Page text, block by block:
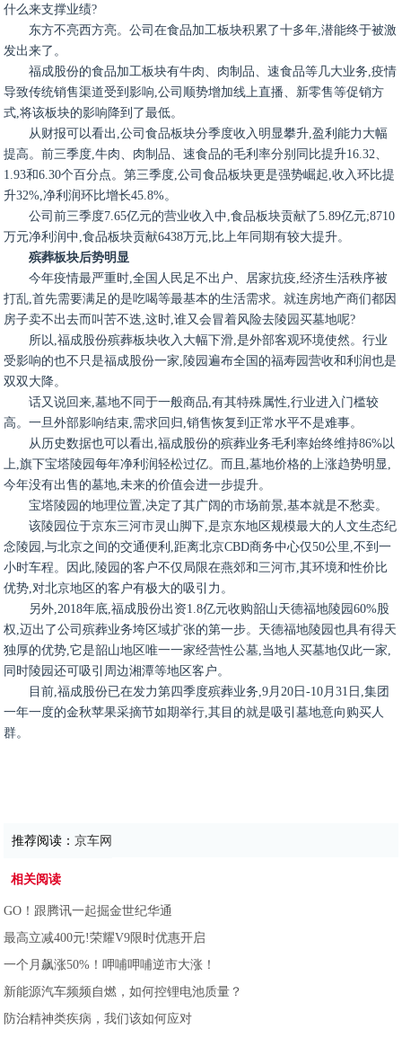
什么来支撑业绩?
东方不亮西方亮。公司在食品加工板块积累了十多年,潜能终于被激
发出来了。
福成股份的食品加工板块有牛肉、肉制品、速食品等几大业务,疫情
导致传统销售渠道受到影响,公司顺势增加线上直播、新零售等促销方
式,将该板块的影响降到了最低。
从财报可以看出,公司食品板块分季度收入明显攀升,盈利能力大幅
提高。前三季度,牛肉、肉制品、速食品的毛利率分别同比提升16.32、
1.93和6.30个百分点。第三季度,公司食品板块更是强势崛起,收入环比提
升32%,净利润环比增长45.8%。
公司前三季度7.65亿元的营业收入中,食品板块贡献了5.89亿元;8710
万元净利润中,食品板块贡献6438万元,比上年同期有较大提升。
殡葬板块后势明显
今年疫情最严重时,全国人民足不出户、居家抗疫,经济生活秩序被
打乱,首先需要满足的是吃喝等最基本的生活需求。就连房地产商们都因
房子卖不出去而叫苦不迭,这时,谁又会冒着风险去陵园买墓地呢?
所以,福成股份殡葬板块收入大幅下滑,是外部客观环境使然。行业
受影响的也不只是福成股份一家,陵园遍布全国的福寿园营收和利润也是
双双大降。
话又说回来,墓地不同于一般商品,有其特殊属性,行业进入门槛较
高。一旦外部影响结束,需求回归,销售恢复到正常水平不是难事。
从历史数据也可以看出,福成股份的殡葬业务毛利率始终维持86%以
上,旗下宝塔陵园每年净利润轻松过亿。而且,墓地价格的上涨趋势明显,
今年没有出售的墓地,未来的价值会进一步提升。
宝塔陵园的地理位置,决定了其广阔的市场前景,基本就是不愁卖。
该陵园位于京东三河市灵山脚下,是京东地区规模最大的人文生态纪
念陵园,与北京之间的交通便利,距离北京CBD商务中心仅50公里,不到一
小时车程。因此,陵园的客户不仅局限在燕郊和三河市,其环境和性价比
优势,对北京地区的客户有极大的吸引力。
另外,2018年底,福成股份出资1.8亿元收购韶山天德福地陵园60%股
权,迈出了公司殡葬业务垮区域扩张的第一步。天德福地陵园也具有得天
独厚的优势,它是韶山地区唯一一家经营性公墓,当地人买墓地仅此一家,
同时陵园还可吸引周边湘潭等地区客户。
目前,福成股份已在发力第四季度殡葬业务,9月20日-10月31日,集团
一年一度的金秋苹果采摘节如期举行,其目的就是吸引墓地意向购买人
群。
推荐阅读：京车网
相关阅读
GO！跟腾讯一起掘金世纪华通
最高立减400元!荣耀V9限时优惠开启
一个月飙涨50%！呷哺呷哺逆市大涨！
新能源汽车频频自燃，如何控锂电池质量？
防治精神类疾病，我们该如何应对